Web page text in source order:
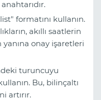
formatını kullanın.
akıllı saatlerin
onay işaretleri
turuncuyu
Bu, bilinçaltı
artırır.